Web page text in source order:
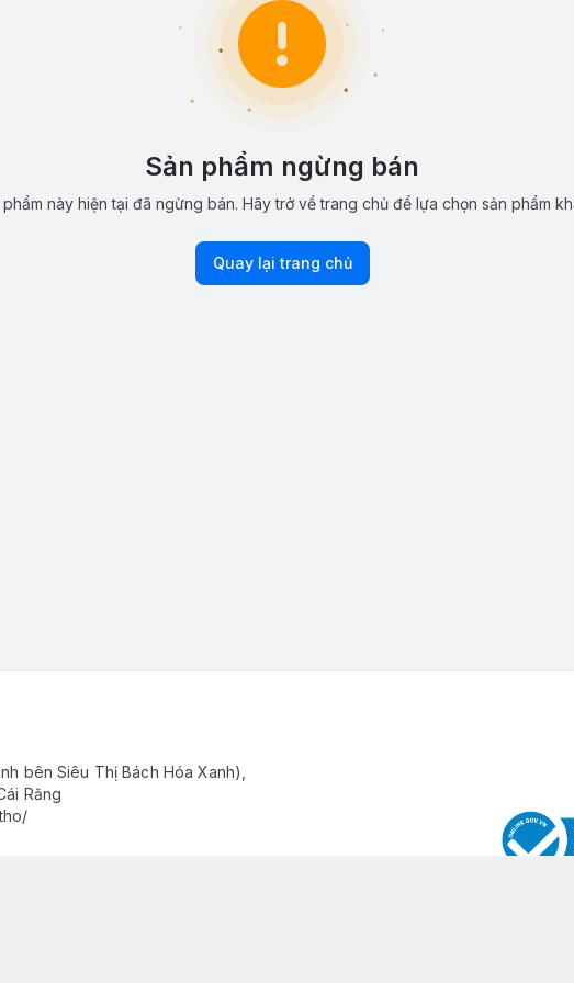
Sản phẩm ngừng bán
phẩm này hiện tại đã ngừng bán. Hãy trở về trang chủ để lựa chọn sản phẩm
Quay lại trang chủ
bên Siêu Thị Bách Hóa Xanh),
Răng